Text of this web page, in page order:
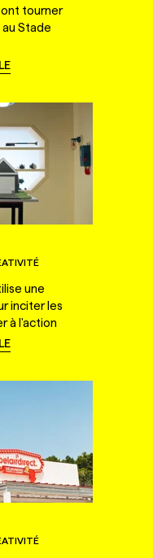
tourner
Stade
une
inciter les
à l'action